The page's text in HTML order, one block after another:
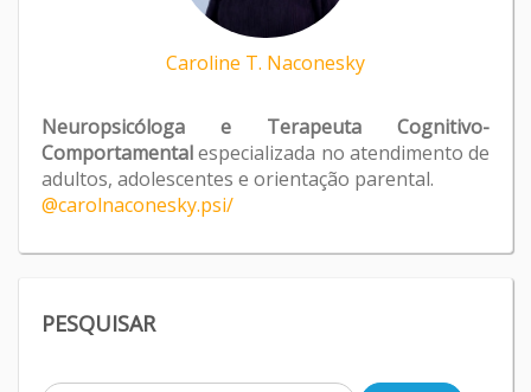
Caroline T. Naconesky
Neuropsicóloga e Terapeuta Cognitivo-
Comportamentalespecializada no atendimento de
adultos, adolescentes e orientação parental.
@carolnaconesky.psi/
PESQUISAR